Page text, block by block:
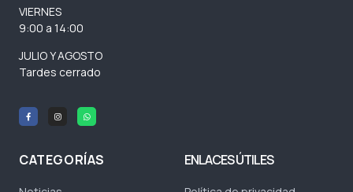
VIERNES
9:00 a 14:00
JULIO Y AGOSTO
Tardes cerrado
CATEGORÍAS ENLACES ÚTILES